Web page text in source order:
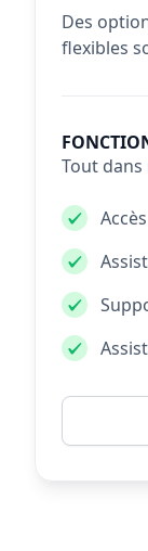
Des
flexibles
Tout